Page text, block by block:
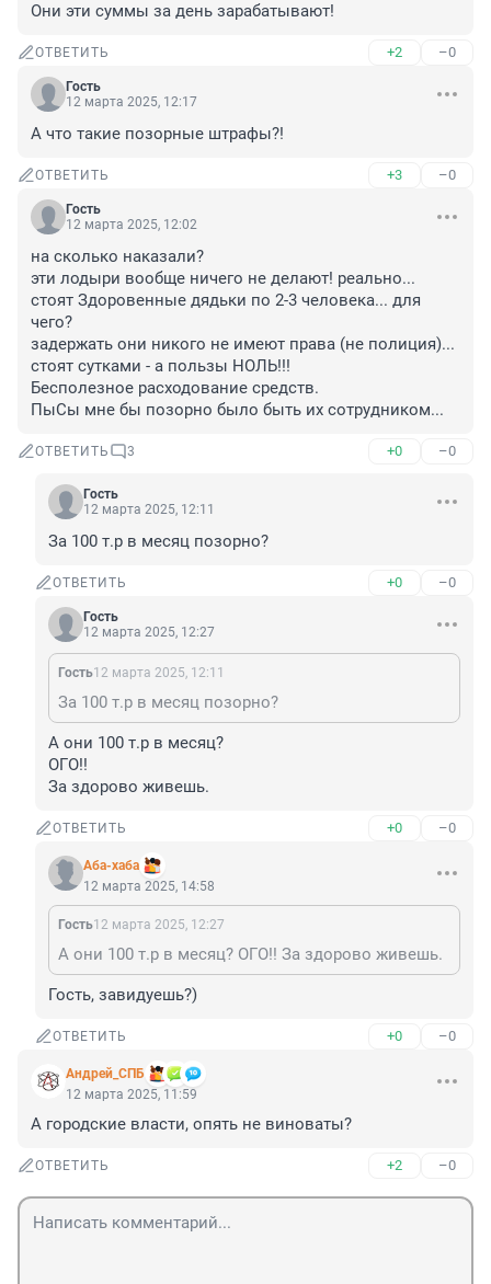
Они эти суммы за день зарабатывают!
ОТВЕТИТЬ +2 –0
Гость
12 марта 2025, 12:17
А что такие позорные штрафы?!
ОТВЕТИТЬ +3 –0
Гость
12 марта 2025, 12:02
на сколько наказали?
эти лодыри вообще ничего не делают! реально...
стоят Здоровенные дядьки по 2-3 человека... для
чего?
задержать они никого не имеют права (не полиция)...
стоят сутками - а пользы НОЛЬ!!!
Бесполезное расходование средств.
ПыСы мне бы позорно было быть их сотрудником...
ОТВЕТИТЬ 3 +0 –0
Гость
12 марта 2025, 12:11
За 100 т.р в месяц позорно?
ОТВЕТИТЬ +0 –0
Гость
12 марта 2025, 12:27
Гость12 марта 2025, 12:11
За 100 т.р в месяц позорно?
А они 100 т.р в месяц?
ОГО!!
За здорово живешь.
ОТВЕТИТЬ +0 –0
Аба-хаба
12 марта 2025, 14:58
Гость12 марта 2025, 12:27
А они 100 т.р в месяц? ОГО!! За здорово живешь.
Гость, завидуешь?)
ОТВЕТИТЬ +0 –0
Андрей_СПБ
12 марта 2025, 11:59
А городские власти, опять не виноваты?
ОТВЕТИТЬ +2 –0